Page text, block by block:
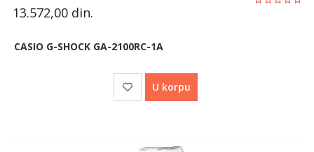
13.572,00 din.
CASIO G-SHOCK GA-2100RC-1A
U korpu